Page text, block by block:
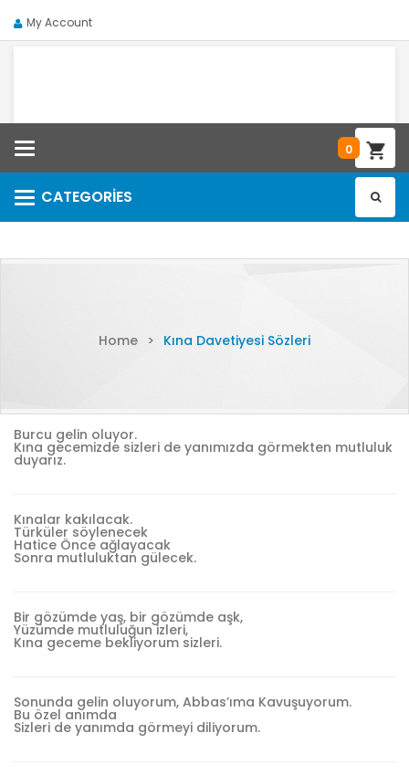
My Account
0
CATEGORIES
Categories
Home > Kına Davetiyesi Sözleri
Burcu gelin oluyor.
Kına gecemizde sizleri de yanımızda görmekten mutluluk
duyarız.
Kınalar kakılacak.
Türküler söylenecek
Hatice Önce ağlayacak
Sonra mutluluktan gülecek.
Bir gözümde yaş, bir gözümde aşk,
Yüzümde mutluluğun izleri,
Kına geceme bekliyorum sizleri.
Sonunda gelin oluyorum, Abbas’ıma Kavuşuyorum.
Bu özel anımda
Sizleri de yanımda görmeyi diliyorum.